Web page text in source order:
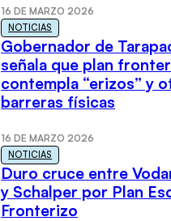
16 DE MARZO 2026
NOTICIAS
Gobernador de
señala que plan
contempla “erizos” y
barreras físicas
16 DE MARZO 2026
NOTICIAS
Duro cruce entre
y Schalper por Plan
Fronterizo